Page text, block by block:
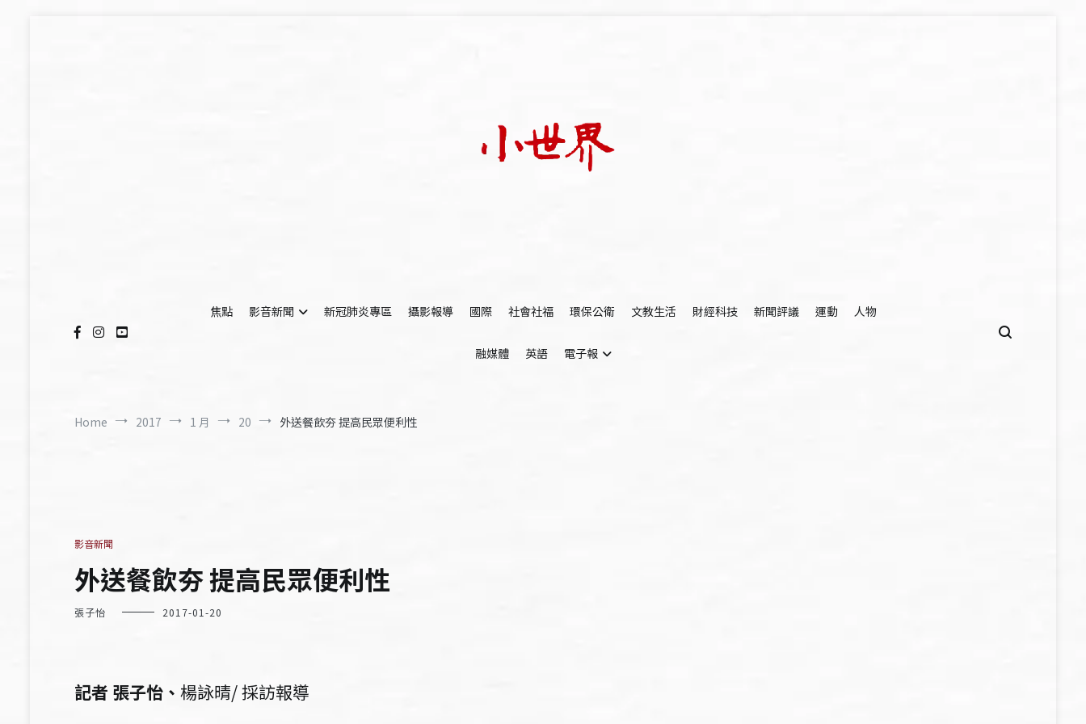
焦點
影音新聞 新冠肺炎專區 攝影報導 國際 社會社福 環保公衛 文教生活 財經科技 新聞評議 運動 人物
融媒體 英語 電子報
Home 2017 1 月 20 外送餐飲夯 提高民眾便利性
影音新聞
外送餐飲夯 提高民眾便利性
張子怡 2017-01-20
記者 張子怡、 楊詠晴/ 採訪報導